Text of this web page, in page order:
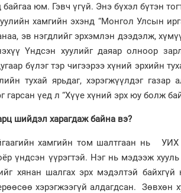
юм. Гэвч үгүй. Энэ бүхэл бүтэн
хамгийн эхэнд “Монгол Улсын
эв нэгдлийг эрхэмлэн дээдэлж,
Үндсэн хуулийг даяар олноор
бүлэг тэр чигээрээ хүний эрхийн
тухай ярьдаг, хэрэгжүүлдэг газар
гарсан үед л “Хүүе хүний эрх юу болж
шийдэл харагдаж байна вэ?
хамгийн том шалтгаан нь УИХ
үндсэн үүрэгтэй. Нэг нь мэдээж хууль
хянан шалгах эрх мэдэлтэй
хэрэгжээгүй алдагдсан. Зөвхөн